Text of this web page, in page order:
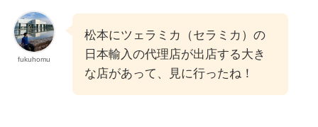
fukuhomu
松本にツェラミカ（セラミカ）の
日本輸入の代理店が出店する大き
な店があって、見に行ったね！